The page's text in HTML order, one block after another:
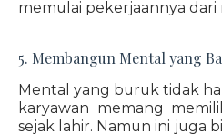
memulai pekerjaannya dari
5. Membangun Mental yang
Mental yang buruk tidak
karyawan memang
sejak lahir. Namun ini juga